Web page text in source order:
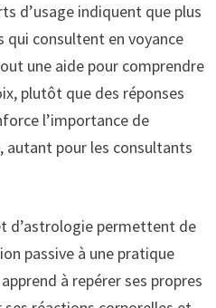
d’usage indiquent que plus
qui consultent en voyance
une aide pour comprendre
plutôt que des réponses
l’importance de
autant pour les consultants
d’astrologie permettent de
passive à une pratique
à repérer ses propres